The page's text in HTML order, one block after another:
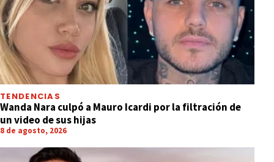
TENDENCIAS
Wanda Nara culpó a Mauro Icardi por la filtración de
un video de sus hijas
8 de agosto, 2026